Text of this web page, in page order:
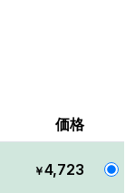
価格
￥4,723